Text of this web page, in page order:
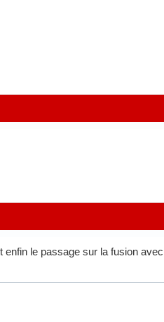
le passage sur la fusion